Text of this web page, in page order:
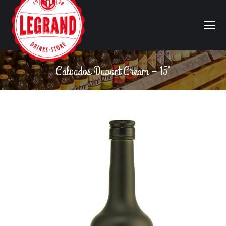
Calvados Dupont Cream – 15°
Vous êtes ici :